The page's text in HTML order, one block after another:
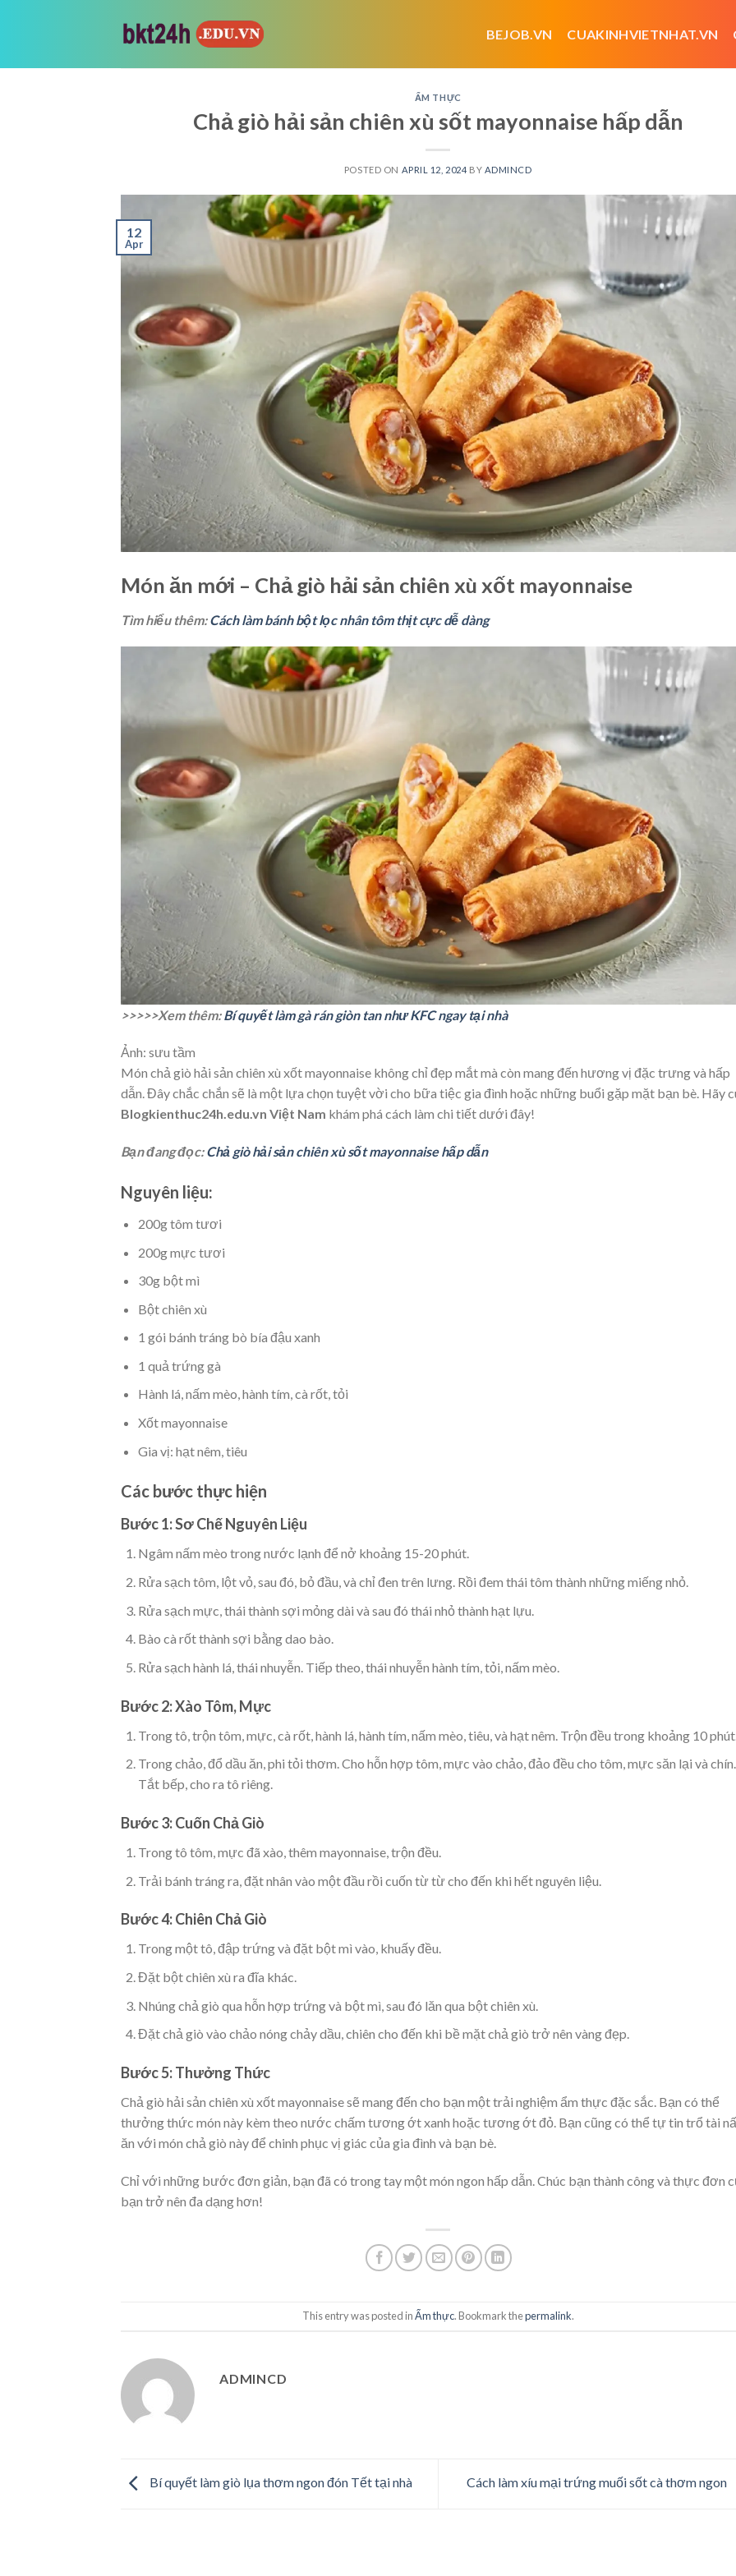
BEJOB.VN CUAKINHVIETNHAT.VN
ẨM THỰC
Chả giò hải sản chiên xù sốt mayonnaise hấp dẫn
POSTED ON APRIL 12, 2024 BY ADMINCD
12
Apr
Món ăn mới – Chả giò hải sản chiên xù xốt mayonnaise
Tìm hiểu thêm:Cách làm bánh bột lọc nhân tôm thịt cực dễ dàng
>>>>>Xem thêm:Bí quyết làm gà rán giòn tan như KFC ngay tại nhà
Ảnh: sưu tầm
Món chả giò hải sản chiên xù xốt mayonnaise không chỉ đẹp mắt mà còn mang đến hương vị đặc trưng và hấp
dẫn. Đây chắc chắn sẽ là một lựa chọn tuyệt vời cho bữa tiệc gia đình hoặc những buổi gặp mặt bạn bè. Hãy
Blogkienthuc24h.edu.vn Việt Nam khám phá cách làm chi tiết dưới đây!
Bạn đang đọc:Chả giò hải sản chiên xù sốt mayonnaise hấp dẫn
Nguyên liệu:
200g tôm tươi
200g mực tươi
30g bột mì
Bột chiên xù
1 gói bánh tráng bò bía đậu xanh
1 quả trứng gà
Hành lá, nấm mèo, hành tím, cà rốt, tỏi
Xốt mayonnaise
Gia vị: hạt nêm, tiêu
Các bước thực hiện
Bước 1: Sơ Chế Nguyên Liệu
Ngâm nấm mèo trong nước lạnh để nở khoảng 15-20 phút.
Rửa sạch tôm, lột vỏ, sau đó, bỏ đầu, và chỉ đen trên lưng. Rồi đem thái tôm thành những miếng nhỏ.
Rửa sạch mực, thái thành sợi mỏng dài và sau đó thái nhỏ thành hạt lựu.
Bào cà rốt thành sợi bằng dao bào.
Rửa sạch hành lá, thái nhuyễn. Tiếp theo, thái nhuyễn hành tím, tỏi, nấm mèo.
Bước 2: Xào Tôm, Mực
Trong tô, trộn tôm, mực, cà rốt, hành lá, hành tím, nấm mèo, tiêu, và hạt nêm. Trộn đều trong khoảng 10
Trong chảo, đổ dầu ăn, phi tỏi thơm. Cho hỗn hợp tôm, mực vào chảo, đảo đều cho tôm, mực săn lại và chín.
Tắt bếp, cho ra tô riêng.
Bước 3: Cuốn Chả Giò
Trong tô tôm, mực đã xào, thêm mayonnaise, trộn đều.
Trải bánh tráng ra, đặt nhân vào một đầu rồi cuốn từ từ cho đến khi hết nguyên liệu.
Bước 4: Chiên Chả Giò
Trong một tô, đập trứng và đặt bột mì vào, khuấy đều.
Đặt bột chiên xù ra đĩa khác.
Nhúng chả giò qua hỗn hợp trứng và bột mì, sau đó lăn qua bột chiên xù.
Đặt chả giò vào chảo nóng chảy dầu, chiên cho đến khi bề mặt chả giò trở nên vàng đẹp.
Bước 5: Thưởng Thức
Chả giò hải sản chiên xù xốt mayonnaise sẽ mang đến cho bạn một trải nghiệm ẩm thực đặc sắc. Bạn có thể
thưởng thức món này kèm theo nước chấm tương ớt xanh hoặc tương ớt đỏ. Bạn cũng có thể tự tin trổ tài
ăn với món chả giò này để chinh phục vị giác của gia đình và bạn bè.
Chỉ với những bước đơn giản, bạn đã có trong tay một món ngon hấp dẫn. Chúc bạn thành công và thực đơn
bạn trở nên đa dạng hơn!
This entry was posted inẨm thực. Bookmark thepermalink.
ADMINCD
Bí quyết làm giò lụa thơm ngon đón Tết tại nhà Cách làm xíu mại trứng muối sốt cà thơm ngon